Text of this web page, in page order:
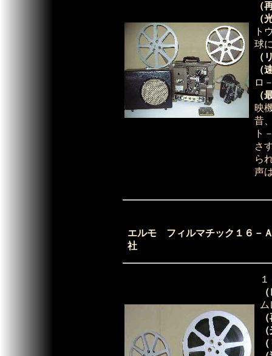
（
（
ト
球
（
（
ロ
（
映
昔
ト
さ
ら
声
エルモ フィルマチック１
社